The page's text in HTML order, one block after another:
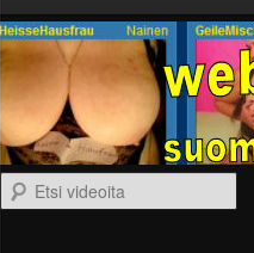
Etsi videoita